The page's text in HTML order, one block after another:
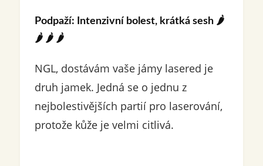
Podpaží: Intenzivní bolest, krátká sesh🌶️
🌶️ 🌶️ 🌶️
NGL, dostávám vaše jámy lasered je
druh jamek. Jedná se o jednu z
nejbolestivějších partií pro laserování,
protože kůže je velmi citlivá.